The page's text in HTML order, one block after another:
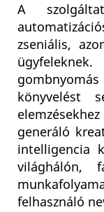
A
zseniális,
könyvelést
generáló
intelligencia
világhálón,
felhasználó